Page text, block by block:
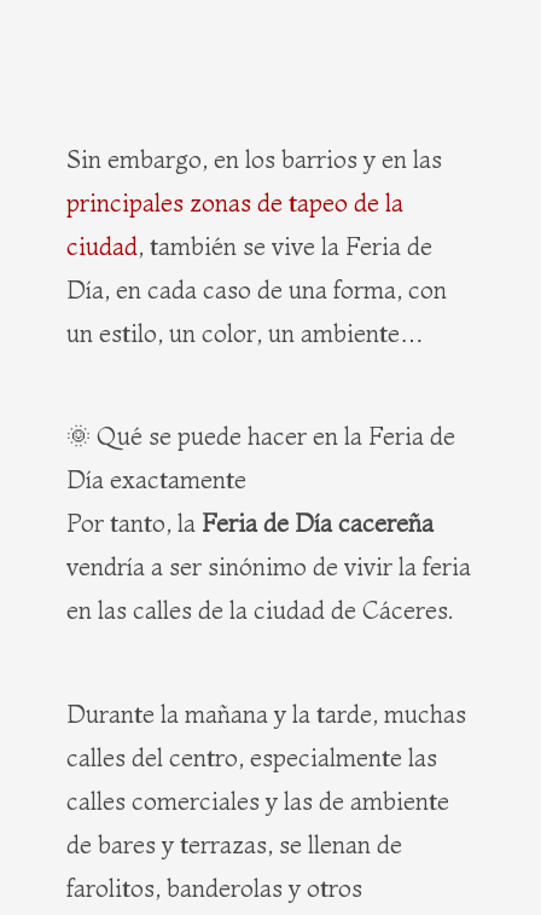
Sin embargo, en los barrios y en las
principales zonas de tapeo de la
ciudad, también se vive la Feria de
Día, en cada caso de una forma, con
un estilo, un color, un ambiente…
🌞 Qué se puede hacer en la Feria de
Día exactamente
Por tanto, la Feria de Día cacereña
vendría a ser sinónimo de vivir la feria
en las calles de la ciudad de Cáceres.
Durante la mañana y la tarde, muchas
calles del centro, especialmente las
calles comerciales y las de ambiente
de bares y terrazas, se llenan de
farolitos, banderolas y otros